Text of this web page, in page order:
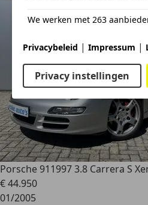
Porsche 911997 3.8 Carrera S
€ 44.950
01/2005
We werken met 263
Privacybeleid | Impressum |
Privacy instellingen